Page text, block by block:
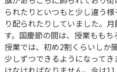
られたりといつもと少し違う
り配られたりしていました。
す。国慶節の間は、授業もも
授業では、初め2割くらいしか
少しずつできるようになって